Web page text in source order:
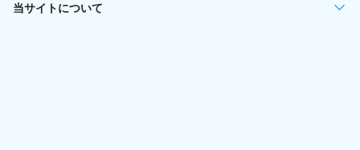
当サイトについて